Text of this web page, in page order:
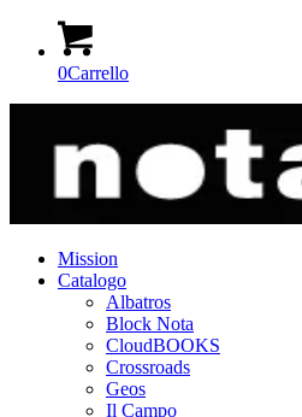
0Carrello
Mission
Catalogo
Albatros
Block Nota
CloudBOOKS
Crossroads
Geos
Il Campo